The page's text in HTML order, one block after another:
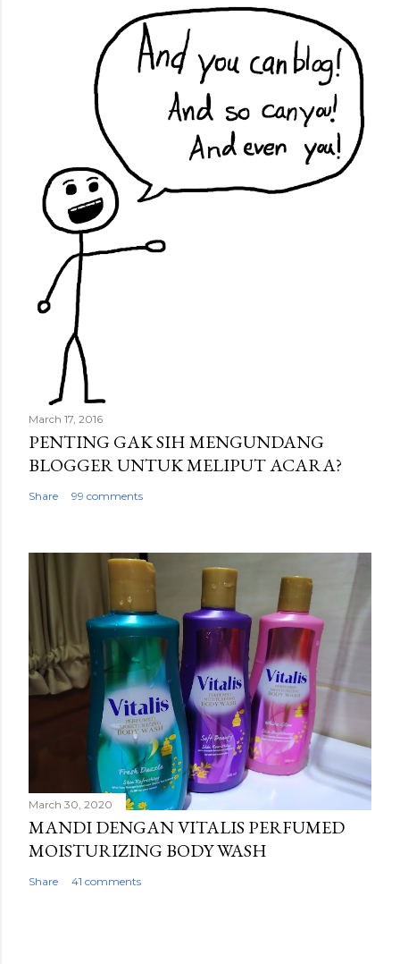
March 17, 2016
PENTING GAK SIH MENGUNDANG
BLOGGER UNTUK MELIPUT ACARA?
Share 99 comments
March 30, 2020
MANDI DENGAN VITALIS PERFUMED
MOISTURIZING BODY WASH
Share 41 comments